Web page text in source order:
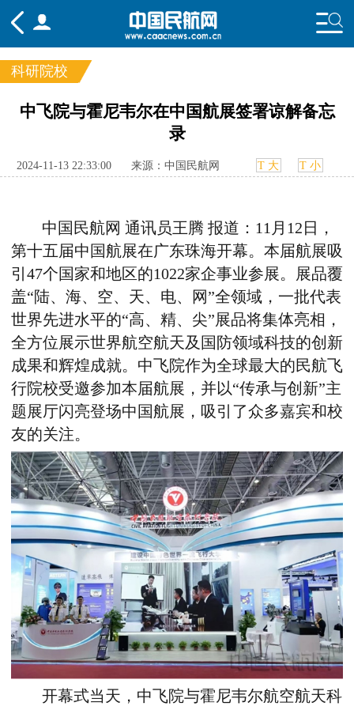
频道
国内
航图 智库 专题 舆情
科研院校
中飞院与霍尼韦尔在中国航展签署谅解备忘
录
2024-11-13 22:33:00 来源：中国民航网 T 大 T 小
中国民航网 通讯员王腾 报道： 11月12日，
第十五届中国航展在广东珠海开幕。本届航展吸
引47个国家和地区的1022家企事业参展。展品覆
盖“陆、海、空、天、电、网”全领域，一批代表
世界先进水平的“高、精、尖”展品将集体亮相，
全方位展示世界航空航天及国防领域科技的创新
成果和辉煌成就。中飞院作为全球最大的民航飞
行院校受邀参加本届航展，并以“传承与创新”主
题展厅闪亮登场中国航展，吸引了众多嘉宾和校
友的关注。
开幕式当天，中飞院与霍尼韦尔航空航天科